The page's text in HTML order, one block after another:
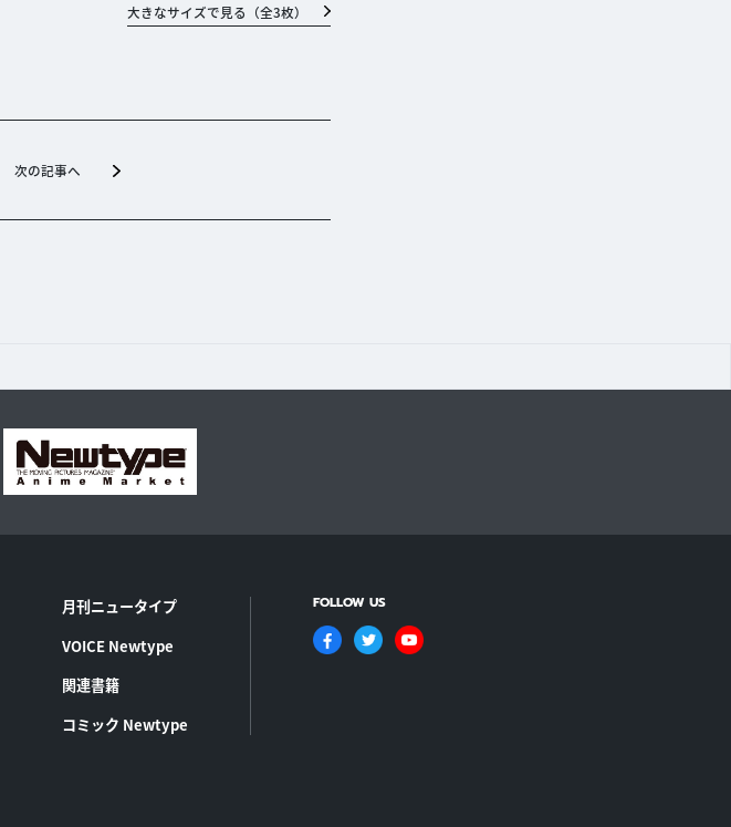
大きなサイズで見る（全3枚）
次の記事へ
月刊ニュータイプ
VOICE Newtype
関連書籍
コミック Newtype
FOLLOW US